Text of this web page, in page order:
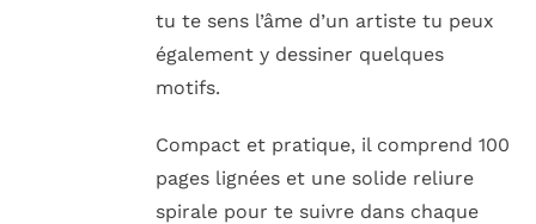
tu te sens l’âme d’un artiste tu peux
également y dessiner quelques
motifs.
Compact et pratique, il comprend 100
pages lignées et une solide reliure
spirale pour te suivre dans chaque